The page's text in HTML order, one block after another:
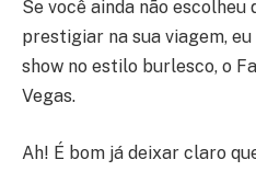
Se você ainda não escolheu
prestigiar na sua viagem,
show no estilo burlesco, o
Vegas.
Ah! É bom já deixar claro